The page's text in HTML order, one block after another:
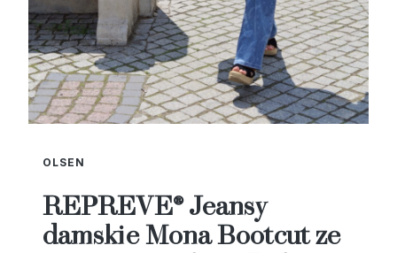
OLSEN
REPREVE® Jeansy
damskie Mona Bootcut ze